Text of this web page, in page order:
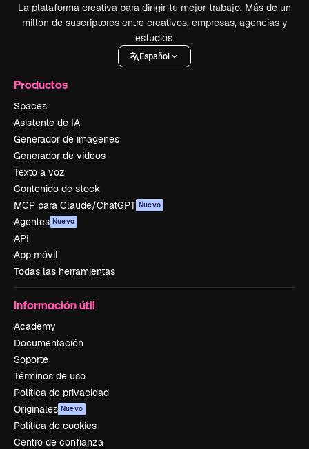
La plataforma creativa para dirigir tu mejor trabajo. Más de un
millón de suscriptores entre creativos, empresas, agencias y
estudios.
Español
Productos
Spaces
Asistente de IA
Generador de imágenes
Generador de vídeos
Texto a voz
Contenido de stock
MCP para Claude/ChatGPT Nuevo
Agentes Nuevo
API
App móvil
Todas las herramientas
Información útil
Academy
Documentación
Soporte
Términos de uso
Política de privacidad
Originales Nuevo
Política de cookies
Centro de confianza